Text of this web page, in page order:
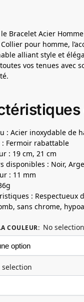
Bracelet Acier
pour homme,
alliant style et
vos tenues avec
: Acier inoxydable de
: Fermoir rabattable
: 19 cm, 21 cm
disponibles : Noir,
: 11 mm
: Respectueux
sans chrome,
COULEUR: No selection
selection